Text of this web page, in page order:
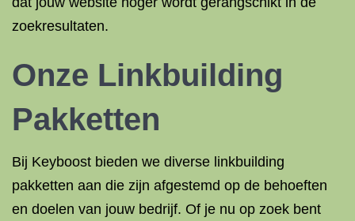
zoekresultaten.
Onze Linkbuilding
Pakketten
Bij Keyboost bieden we diverse linkbuilding
pakketten aan die zijn afgestemd op de behoeften
en doelen van jouw bedrijf. Of je nu op zoek bent